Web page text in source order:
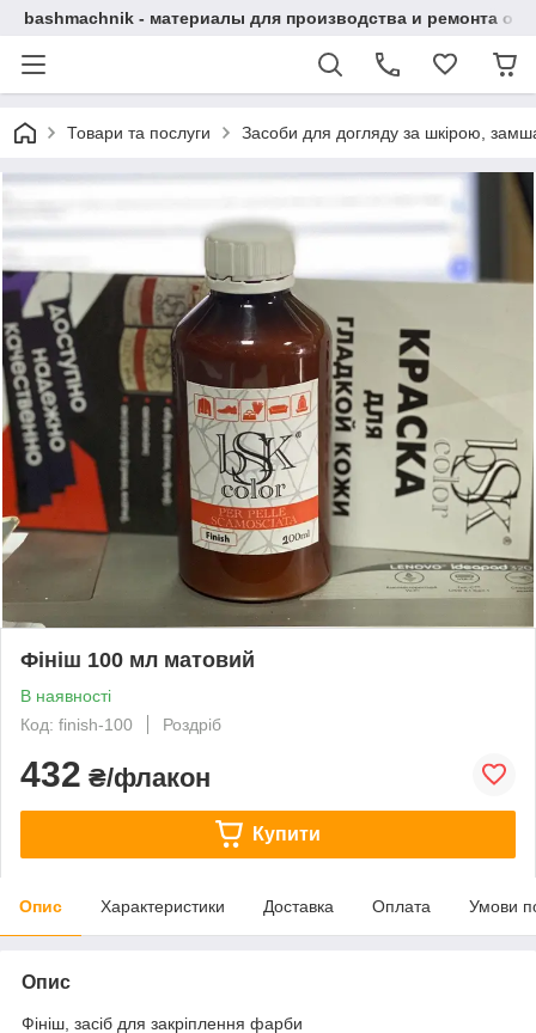
bashmachnik - материалы для производства и ремонта
Товари та послуги Засоби для догляду за шкірою,
Фініш 100 мл матовий
В наявності
Код: finish-100
Роздріб
432 ₴/флакон
Купити
Опис Характеристики Доставка Оплата Умови
Опис
Фініш, засіб для закріплення фарби